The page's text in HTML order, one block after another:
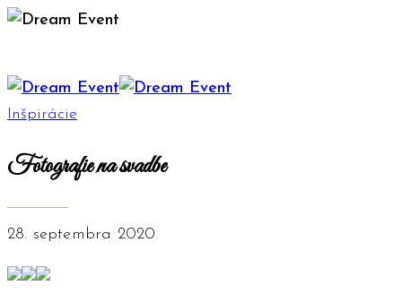
Inšpirácie
Fotografie na svadbe
28. septembra 2020